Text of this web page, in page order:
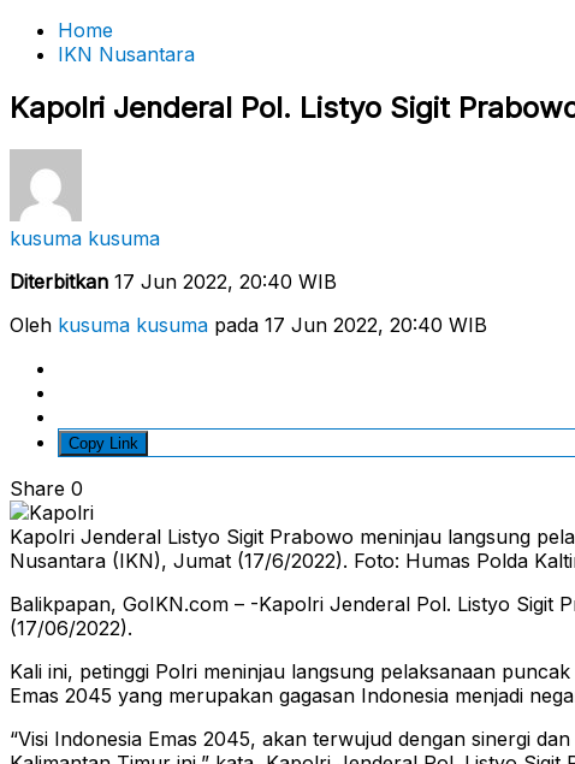
Home
IKN Nusantara
Kapolri Jenderal Pol. Listyo Sigit
kusuma kusuma
Diterbitkan 17 Jun 2022, 20:40 WIB
Oleh kusuma kusuma pada 17 Jun 2022, 20:40 WIB
Copy Link
Share 0
Kapolri Jenderal Listyo Sigit Prabowo meninjau langsung
Nusantara (IKN), Jumat (17/6/2022). Foto: Humas Polda
Balikpapan, GoIKN.com – -Kapolri Jenderal Pol. Listyo
(17/06/2022).
Kali ini, petinggi Polri meninjau langsung pelaksanaan
Emas 2045 yang merupakan gagasan Indonesia menjadi
“Visi Indonesia Emas 2045, akan terwujud dengan sinergi